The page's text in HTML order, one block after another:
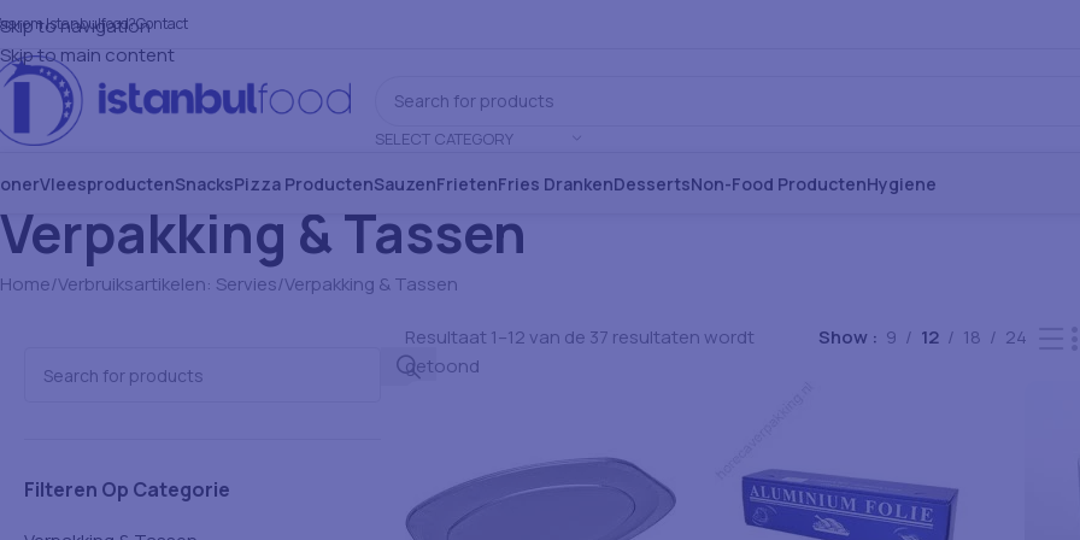
Skip to navigation
Skip to main content
Istanbulfood?Contact
SELECT CATEGORY
VleesproductenSnacksPizza ProductenSauzenFrietenFries DrankenDessertsNon-Food ProductenHygiene
Verpakking & Tassen
Home Verbruiksartikelen: Servies Verpakking & Tassen
Filteren Op Categorie
Resultaat 1–12 van de 37 resultaten wordt
getoond
Show 9 12 18 24